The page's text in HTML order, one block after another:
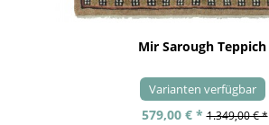
Mir Sarough Teppich
Varianten verfügbar
579,00 € * 1.349,00 € *